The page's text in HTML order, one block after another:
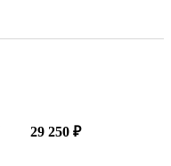
29 250 ₽